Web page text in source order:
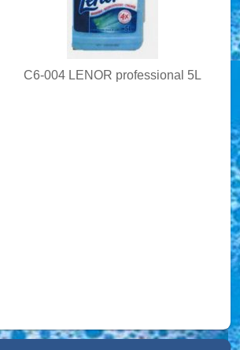
C6-004 LENOR professional 5L